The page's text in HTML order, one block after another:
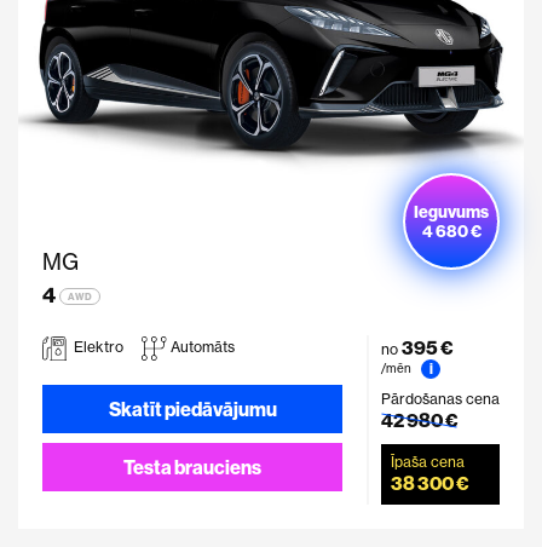
MG
4
AWD
Ieguvums
4 680 €
Elektro Automāts
Skatīt piedāvājumu
Testa brauciens
no 395 €
/mēn
i
Pārdošanas cena
42 980 €
Īpaša cena
38 300 €